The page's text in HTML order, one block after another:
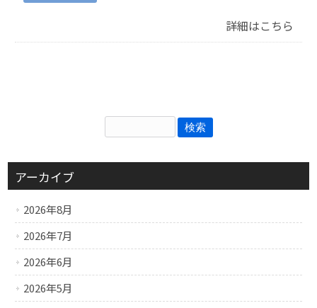
詳細はこちら
アーカイブ
2026年8月
2026年7月
2026年6月
2026年5月